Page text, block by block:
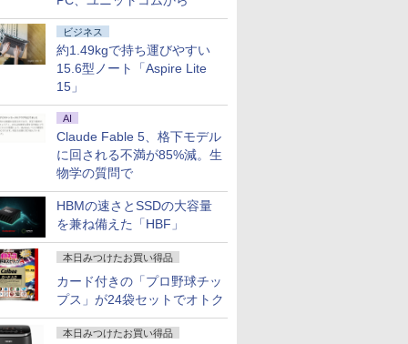
ビジネス
約1.49kgで持ち運びやすい
15.6型ノート「Aspire Lite
15」
AI
Claude Fable 5、格下モデル
に回される不満が85%減。生
物学の質問で
HBMの速さとSSDの大容量
を兼ね備えた「HBF」
本日みつけたお買い得品
カード付きの「プロ野球チッ
プス」が24袋セットでオトク
本日みつけたお買い得品